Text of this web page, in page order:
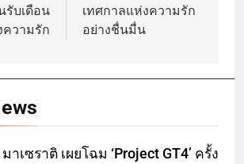
รับเดือน
ความรัก
เทศกาลแห่งความรัก
อย่างชื่นมื่น
มาเซราติ เผยโฉม ‘Project GT4’ ครั้ง